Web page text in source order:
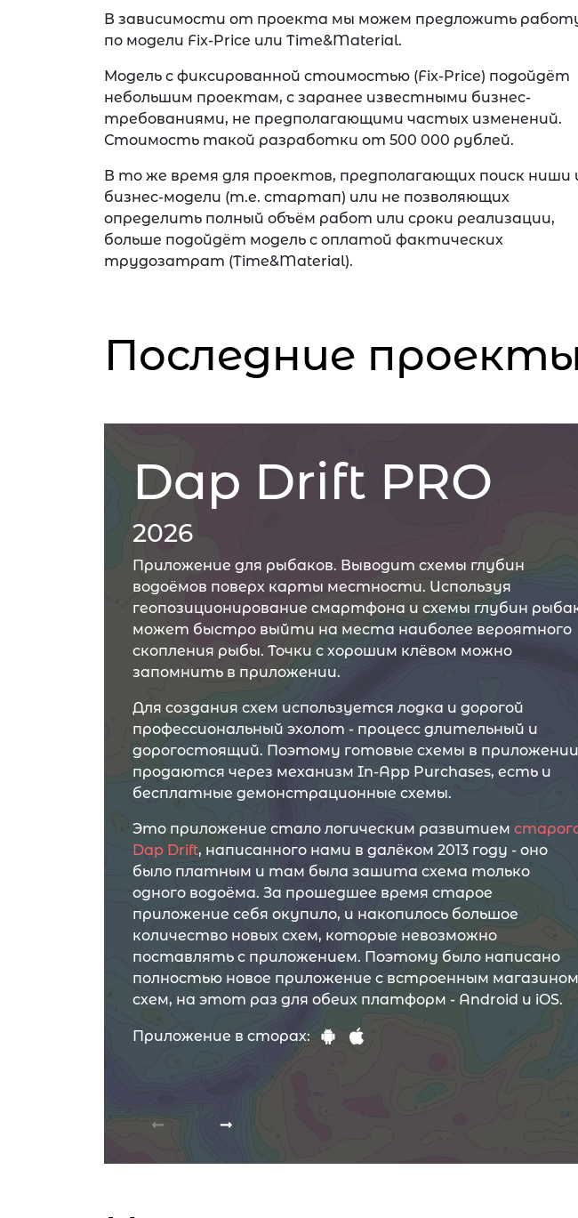
В зависимости от проекта мы можем предложить
по модели Fix-Price или Time&Material.
Модель с фиксированной стоимостью (Fix-Price) подойдёт
небольшим проектам, с заранее известными бизнес-
требованиями, не предполагающими частых изменений.
Стоимость такой разработки от 500 000 рублей.
В то же время для проектов, предполагающих поиск ниши
бизнес-модели (т.е. стартап) или не позволяющих
определить полный объём работ или сроки реализации,
больше подойдёт модель с оплатой фактических
трудозатрат (Time&Material).
Последние
Dap Drift PRO
2026
Приложение для рыбаков. Выводит схемы глубин
водоёмов поверх карты местности. Используя
геопозиционирование смартфона и схемы глубин
может быстро выйти на места наиболее вероятного
скопления рыбы. Точки с хорошим клёвом можно
запомнить в приложении.
Для создания схем используется лодка и дорогой
профессиональный эхолот - процесс длительный и
дорогостоящий. Поэтому готовые схемы в приложении
продаются через механизм In-App Purchases, есть и
бесплатные демонстрационные схемы.
Это приложение стало логическим развитием
Dap Drift, написанного нами в далёком 2013 году - оно
было платным и там была зашита схема только
одного водоёма. За прошедшее время старое
приложение себя окупило, и накопилось большое
количество новых схем, которые невозможно
поставлять с приложением. Поэтому было написано
полностью новое приложение с встроенным магазином
схем, на этот раз для обеих платформ - Android и iOS.
Приложение в сторах: